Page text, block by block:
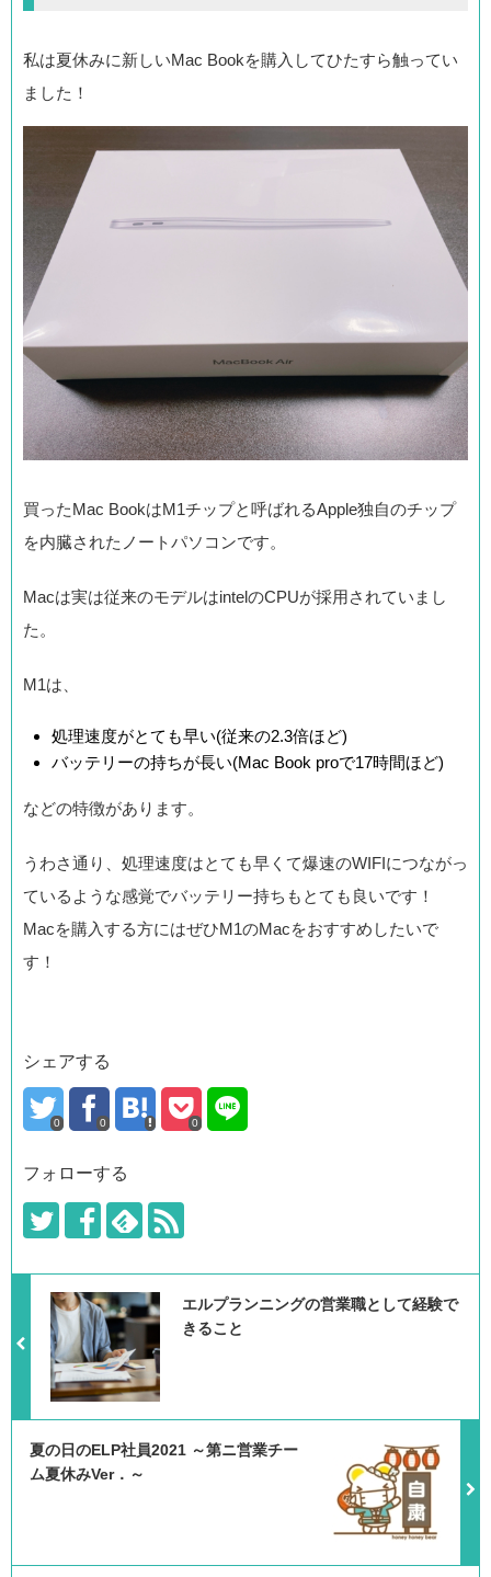
私は夏休みに新しいMac Bookを購入してひたすら触ってい
ました！
買ったMac BookはM1チップと呼ばれるApple独自のチップ
を内臓されたノートパソコンです。
Macは実は従来のモデルはintelのCPUが採用されていまし
た。
M1は、
処理速度がとても早い(従来の2.3倍ほど)
バッテリーの持ちが長い(Mac Book proで17時間ほど)
などの特徴があります。
うわさ通り、処理速度はとても早くて爆速のWIFIにつながっ
ているような感覚でバッテリー持ちもとても良いです！
Macを購入する方にはぜひM1のMacをおすすめしたいで
す！
シェアする
0 0 0
フォローする
エルプランニングの営業職として経験で
きること
夏の日のELP社員2021 ～第ニ営業チー
ム夏休みVer．～